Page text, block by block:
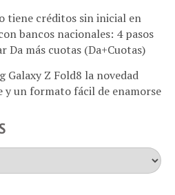
tiene créditos sin inicial en
bancos nacionales: 4 pasos
Da más cuotas (Da+Cuotas)
Galaxy Z Fold8 la novedad
y un formato fácil de enamorse